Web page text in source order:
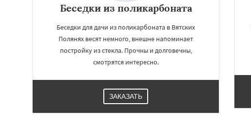
Беседки из поликарбоната
Беседки для дачи из поликарбоната в Вятских
Полянях весят немного, внешне напоминает
постройку из стекла. Прочны и долговечны,
смотрятся интересно.
ЗАКАЗАТЬ